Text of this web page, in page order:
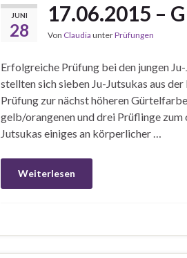
JUNI
28
17.06.2015 –
Von Claudia unterPrüfungen
Erfolgreiche Prüfung bei den jungen
stellten sich sieben Ju-Jutsukas aus
Prüfung zur nächst höheren
gelb/orangenen und drei Prüflinge zum
Jutsukas einiges an körperlicher …
Weiterlesen